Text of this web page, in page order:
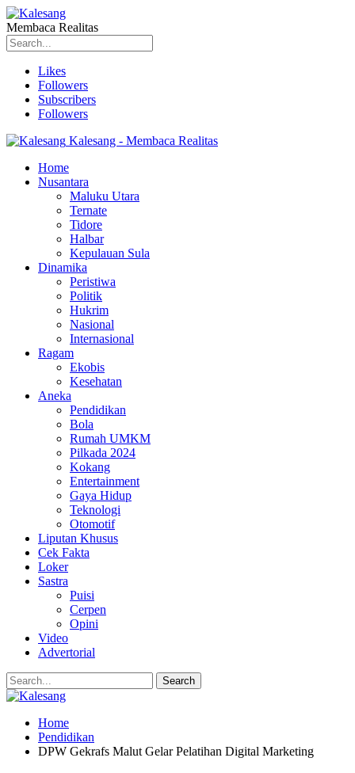
Membaca Realitas
Likes
Followers
Subscribers
Followers
Kalesang - Membaca Realitas
Home
Nusantara
Maluku Utara
Ternate
Tidore
Halbar
Kepulauan Sula
Dinamika
Peristiwa
Politik
Hukrim
Nasional
Internasional
Ragam
Ekobis
Kesehatan
Aneka
Pendidikan
Bola
Rumah UMKM
Pilkada 2024
Kokang
Entertainment
Gaya Hidup
Teknologi
Otomotif
Liputan Khusus
Cek Fakta
Loker
Sastra
Puisi
Cerpen
Opini
Video
Advertorial
Home
Pendidikan
DPW Gekrafs Malut Gelar Pelatihan Digital Marketing